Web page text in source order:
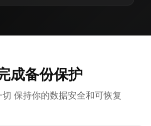
成备份保护
保持你的数据安全和可恢复